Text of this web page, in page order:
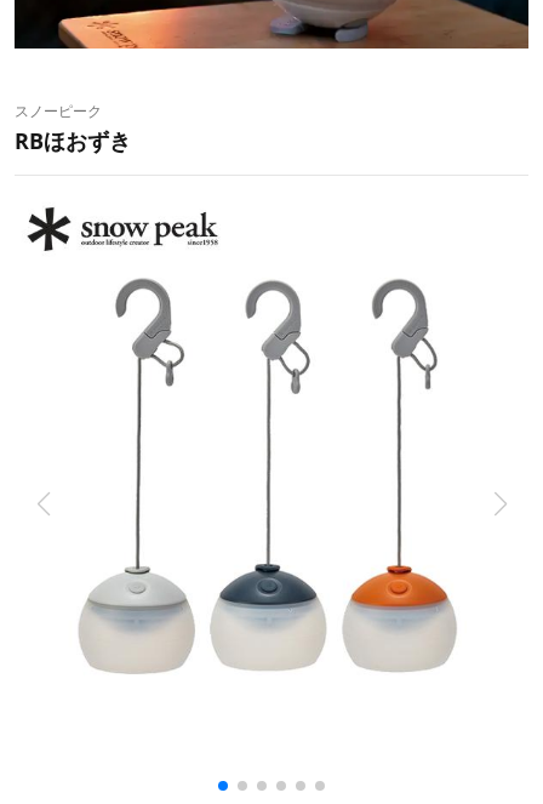
スノーピーク
RBほおずき